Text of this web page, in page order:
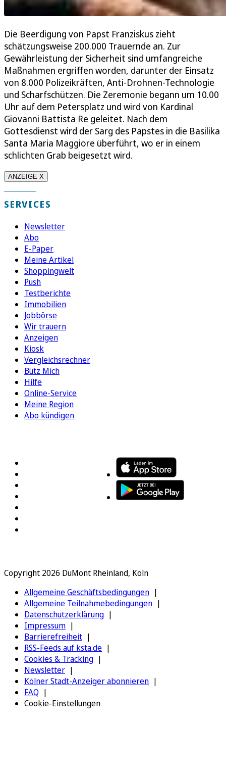
Die Beerdigung von Papst Franziskus zieht
schätzungsweise 200.000 Trauernde an. Zur
Gewährleistung der Sicherheit sind umfangreiche
Maßnahmen ergriffen worden, darunter der Einsatz
von 8.000 Polizeikräften, Anti-Drohnen-Technologie
und Scharfschützen. Die Zeremonie begann um 10.00
Uhr auf dem Petersplatz und wird von Kardinal
Giovanni Battista Re geleitet. Nach dem
Gottesdienst wird der Sarg des Papstes in die Basilika
Santa Maria Maggiore überführt, wo er in einem
schlichten Grab beigesetzt wird.
ANZEIGE X
SERVICES
Newsletter
Abo
E-Paper
Meine Artikel
Shoppingwelt
Push
Testberichte
Immobilien
Jobbörse
Wir trauern
Anzeigen
Kiosk
Vergleichsrechner
Bütz Mich
Hilfe
Online-Service
Meine Region
Abo kündigen
Copyright 2026 DuMont Rheinland, Köln
Allgemeine Geschäftsbedingungen
Allgemeine Teilnahmebedingungen
Datenschutzerklärung
Impressum
Barrierefreiheit
RSS-Feeds auf ksta.de
Cookies & Tracking
Newsletter
Kölner Stadt-Anzeiger abonnieren
FAQ
Cookie-Einstellungen